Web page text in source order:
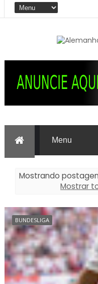
Mostrando
Mostrar
BUNDESLIGA